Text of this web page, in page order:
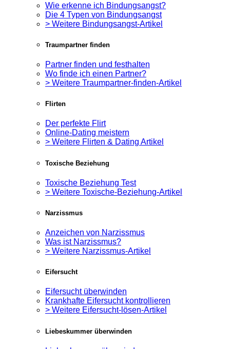
Wie erkenne ich Bindungsangst?
Die 4 Typen von Bindungsangst
> Weitere Bindungsangst-Artikel
Traumpartner finden
Partner finden und festhalten
Wo finde ich einen Partner?
> Weitere Traumpartner-finden-Artikel
Flirten
Der perfekte Flirt
Online-Dating meistern
> Weitere Flirten & Dating Artikel
Toxische Beziehung
Toxische Beziehung Test
> Weitere Toxische-Beziehung-Artikel
Narzissmus
Anzeichen von Narzissmus
Was ist Narzissmus?
> Weitere Narzissmus-Artikel
Eifersucht
Eifersucht überwinden
Krankhafte Eifersucht kontrollieren
> Weitere Eifersucht-lösen-Artikel
Liebeskummer überwinden